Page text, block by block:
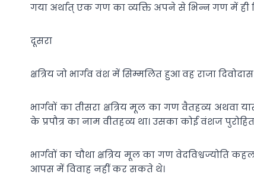
गया अर्थात् एक गण का व्यक्ति अपने से भिन्न गण में ही
दूसरा
क्षत्रिय जो भार्गव वंश में सिम्मलित हुआ वह राजा
भार्गवों का तीसरा क्षत्रिय मूल का गण वैतहव्य अथवा
के प्रपौत्र का नाम वीतहव्य था। उसका कोई वंशज
भार्गवों का चौथा क्षत्रिय मूल का गण वेदविश्वज्योति
आपस में विवाह नहीं कर सकते थे।